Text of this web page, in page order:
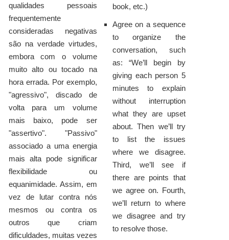
qualidades pessoais
frequentemente
consideradas negativas
são na verdade virtudes,
embora com o volume
muito alto ou tocado na
hora errada. Por exemplo,
"agressivo", discado de
volta para um volume
mais baixo, pode ser
"assertivo". "Passivo"
associado a uma energia
mais alta pode significar
flexibilidade ou
equanimidade. Assim, em
vez de lutar contra nós
mesmos ou contra os
outros que criam
dificuldades, muitas vezes
book, etc.)
Agree on a sequence
to organize the
conversation, such
as: “We’ll begin by
giving each person 5
minutes to explain
without interruption
what they are upset
about. Then we’ll try
to list the issues
where we disagree.
Third, we’ll see if
there are points that
we agree on. Fourth,
we’ll return to where
we disagree and try
to resolve those.